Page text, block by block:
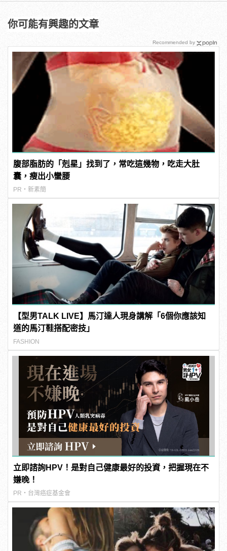
你可能有興趣的文章
腹部脂肪的「剋星」找到了，常吃這幾物，吃走大肚
囊，瘦出小蠻腰
PR・新素簡
【型男TALK LIVE】馬汀達人現身講解「6個你應該知
道的馬汀鞋搭配密技」
FASHION
立即諮詢HPV！是對自己健康最好的投資，把握現在不
嫌晚！
PR・台灣癌症基金會
Recommended by